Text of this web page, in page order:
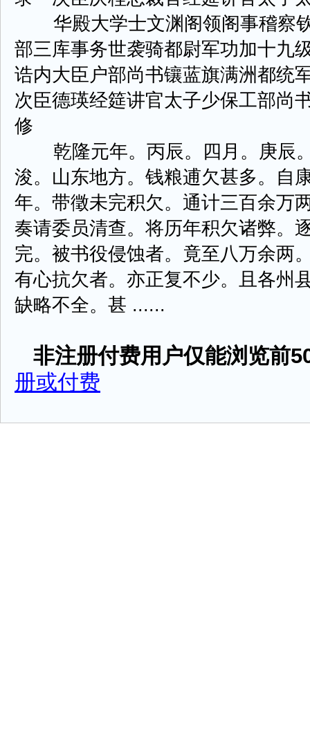
华殿大学士文渊阁领阁事稽察
部三库事务世袭骑都尉军功加十九
诰内大臣户部尚书镶蓝旗满洲都统
次臣德瑛经筵讲官太子少保工部尚
修
乾隆元年。丙辰。四月。庚辰
浚。山东地方。钱粮逋欠甚多。自
年。带徵未完积欠。通计三百余万
奏请委员清查。将历年积欠诸弊。
完。被书役侵蚀者。竟至八万余两
有心抗欠者。亦正复不少。且各州
缺略不全。甚 ......
非注册付费用户仅能浏览前
册或付费